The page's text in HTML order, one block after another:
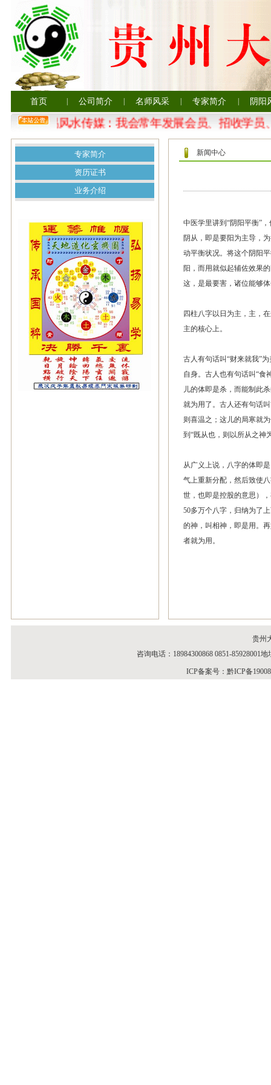
首页 公司简介 名师风采 专家简介 阴阳
贵州大易风水传媒：我会常年发展会员、招收学
专家简介
资历证书
业务介绍
新闻中心
中医学里讲到“阴阳平衡”
阴从，即是要阳为主导，
动平衡状况。将这个阴阳
阳，而用就似起辅佐效果
这，是最要害，诸位能够
四柱八字以日为主，主，
主的核心上。
古人有句话叫“财来就我”
自身。古人也有句话叫“食
儿的体即是杀，而能制此
就为用了。古人还有句话
则喜温之；这儿的局寒就
到“既从也，则以所从之神
从广义上说，八字的体即
气上重新分配，然后致使
世，也即是控股的意思）
50多万个八字，归纳为了
的神，叫相神，即是用。
者就为用。
贵州
咨询电话：18984300868 0851-85928001
ICP备案号： 黔ICP备